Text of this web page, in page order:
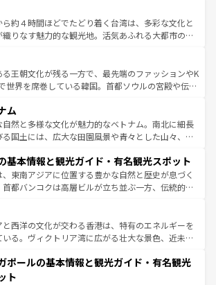
おいしいローカルフードやハワイアンミュージッ
統的なフラダンスなど、すべてがハワイの魅力を彩
る。訪れるたびに新しい発見と感動が待っているハ
ンツ一覧
ーフや大陸中央部にそびえるウルル（エアーズロッ
タスマニアの美しい原生林やケアンズの熱帯雨林な
どころがたくさん。また、カフェやワイン、オージ
クティビティも充実しており、サーフィンやダイ
、ハイキングなど、アウトドア好きにはたまらな
ーストラリアの多彩な魅力を存分に味わいつくそ
ほしい。
ら約４時間ほどでたどり着く台湾は、多彩な文化と
織りなす魅力的な観光地。活気あふれる大都市の台
ひつな山岳地帯である台湾東部など、都市の喧騒
の静けさが共存しており、訪れる人に新しい発見と
もたらしてくれる。また、奥深い台湾の食文化も魅
いと評判のスイーツなど、バラエティ豊かな料理
が味わえる。 なお、新着の台湾情報は コンテンツ一覧を参
ほしい。
る王朝文化が残る一方で、最先端のファッションやK
世界を席巻している韓国。首都ソウルの宮殿や伝統
に足を延ばせば四季折々の自然美を楽しむことが
。そして、キムチや焼肉、絶品のストリートフード
さまざまな韓国料理が待っている。夜には、韓国な
に包まれながら、韓国の多彩な魅力を心ゆくまで味
わってみてほしい。 なお、新着の韓国情報はコンテンツ一
照してほしい。
ム
自然と多様な文化が魅力的なベトナム。南北に細長
る国土には、広大な田園風景や青々とした山々、世
発展と共に伝統が息づく。ハノイの古い町並みやホ
ン市のフランス統治時代の建物も、独特の雰囲気を
している。また、バラエティの豊かさとおいしさで
ォーやバインミー、ベトナムコーヒーなどは、ぜ
で味わいたい。どの地域を訪れてもあたたかい人々
者を迎えてくれるので、きっと忘れられない旅にな
てほしい。
基本情報と観光ガイド・有名観光スポット
、東南アジアに位置する豊かな自然と歴史が息づく
首都バンコクは高層ビルが立ち並ぶ一方、伝統的な
交差している。北部ではチェンマイなどの山岳地
然と触れ合い、南部ではプーケットやクラビの美し
チでリゾート気分を楽しむことができる。タイ料理
。気候は一年中温暖で、どの季節にも異なる楽しみ
ている。親しみやすいタイの人々、仏教を中心とし
と西洋の文化が交わる香港は、特有のエネルギーを
いる。ヴィクトリア湾に広がる壮大な景色、近未来
こを訪れても感動するはず。観光スポットが密集し
、効率よく見どころを回れるのも魅力。息をのむよ
ポールの基本情報と観光ガイド・有名観光
ト